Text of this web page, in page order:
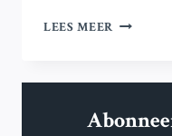
LEES MEER
REAL